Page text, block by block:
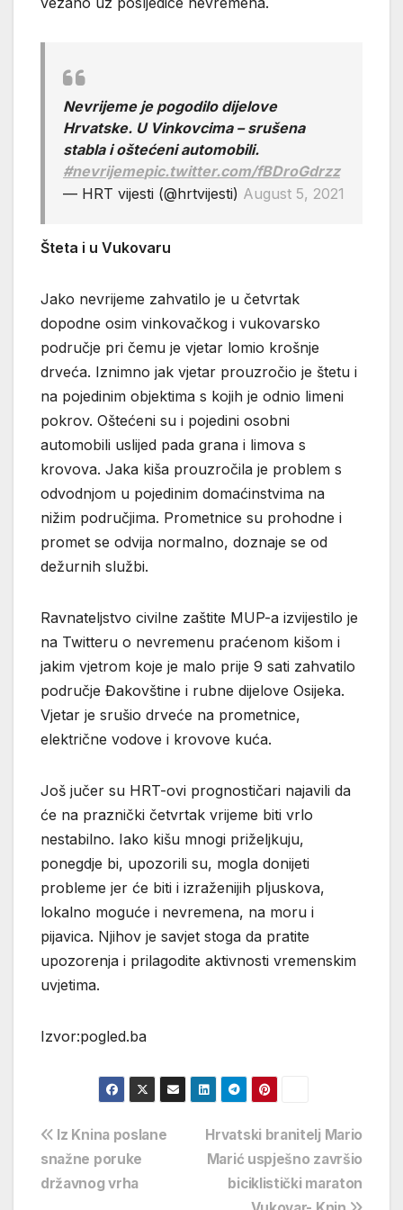
Nevrijeme je pogodilo dijelove
Hrvatske. U Vinkovcima – srušena
stabla i oštećeni automobili.
#nevrijemepic.twitter.com/fBDroGdrzz
— HRT vijesti (@hrtvijesti) August 5, 2021
Šteta i u Vukovaru
Jako nevrijeme zahvatilo je u četvrtak
dopodne osim vinkovačkog i vukovarsko
područje pri čemu je vjetar lomio krošnje
drveća. Iznimno jak vjetar prouzročio je štetu i
na pojedinim objektima s kojih je odnio limeni
pokrov. Oštećeni su i pojedini osobni
automobili uslijed pada grana i limova s
krovova. Jaka kiša prouzročila je problem s
odvodnjom u pojedinim domaćinstvima na
nižim područjima. Prometnice su prohodne i
promet se odvija normalno, doznaje se od
dežurnih službi.
Ravnateljstvo civilne zaštite MUP-a izvijestilo je
na Twitteru o nevremenu praćenom kišom i
jakim vjetrom koje je malo prije 9 sati zahvatilo
područje Đakovštine i rubne dijelove Osijeka.
Vjetar je srušio drveće na prometnice,
električne vodove i krovove kuća.
Još jučer su HRT-ovi prognostičari najavili da
će na praznički četvrtak vrijeme biti vrlo
nestabilno. Iako kišu mnogi priželjkuju,
ponegdje bi, upozorili su, mogla donijeti
probleme jer će biti i izraženijih pljuskova,
lokalno moguće i nevremena, na moru i
pijavica. Njihov je savjet stoga da pratite
upozorenja i prilagodite aktivnosti vremenskim
uvjetima.
Izvor:pogled.ba
Navigacija
objava
Hrvatski branitelj Mario
Marić uspješno završio
biciklistički maraton
Iz Knina poslane
snažne poruke
državnog vrha